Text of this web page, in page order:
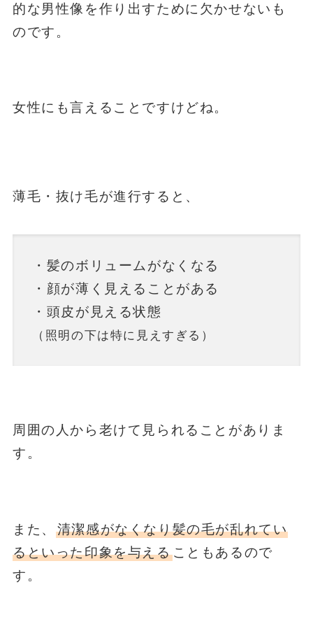
的な男性像を作り出すために欠かせないも
のです。
女性にも言えることですけどね。
薄毛・抜け毛が進行すると、
・髪のボリュームがなくなる
・顔が薄く見えることがある
・頭皮が見える状態
（照明の下は特に見えすぎる）
周囲の人から老けて見られることがありま
す。
また、 清潔感がなくなり髪の毛が乱れてい
るといった印象を与えることもあるので
す。